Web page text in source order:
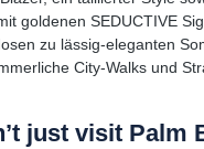
goldenen SEDUCTIVE
zu lässig-eleganten
City-Walks und
just visit Palm